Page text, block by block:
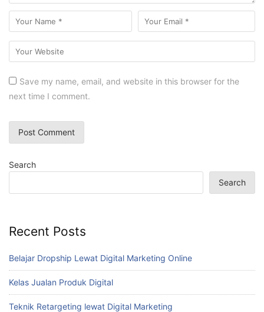
Save my name, email, and website in this browser for the
next time I comment.
Search
Search
Recent Posts
Belajar Dropship Lewat Digital Marketing Online
Kelas Jualan Produk Digital
Teknik Retargeting lewat Digital Marketing